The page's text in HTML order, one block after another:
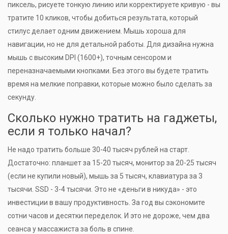
пиксель, рисуете тонкую линию или корректируете кривую - вы
тратите 10 кликов, чтобы добиться результата, который
стилус делает одним движением. Мышь хороша для
навигации, но не для детальной работы. Для дизайна нужна
мышь с высоким DPI (1600+), точным сенсором и
переназначаемыми кнопками. Без этого вы будете тратить
время на мелкие поправки, которые можно было сделать за
секунду.
Сколько нужно тратить на гаджеты,
если я только начал?
Не надо тратить больше 30-40 тысяч рублей на старт.
Достаточно: планшет за 15-20 тысяч, монитор за 20-25 тысяч
(если не купили новый), мышь за 5 тысяч, клавиатура за 3
тысячи. SSD - 3-4 тысячи. Это не «деньги в никуда» - это
инвестиции в вашу продуктивность. За год вы сэкономите
сотни часов и десятки переделок. И это не дороже, чем два
сеанса у массажиста за боль в спине.